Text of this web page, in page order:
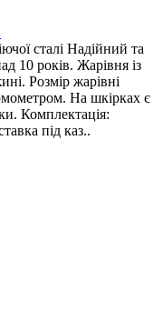
сталі Надійний та
10 років. Жарівня із
Розмір жарівні
На шкірках є
Комплектація:
під каз..